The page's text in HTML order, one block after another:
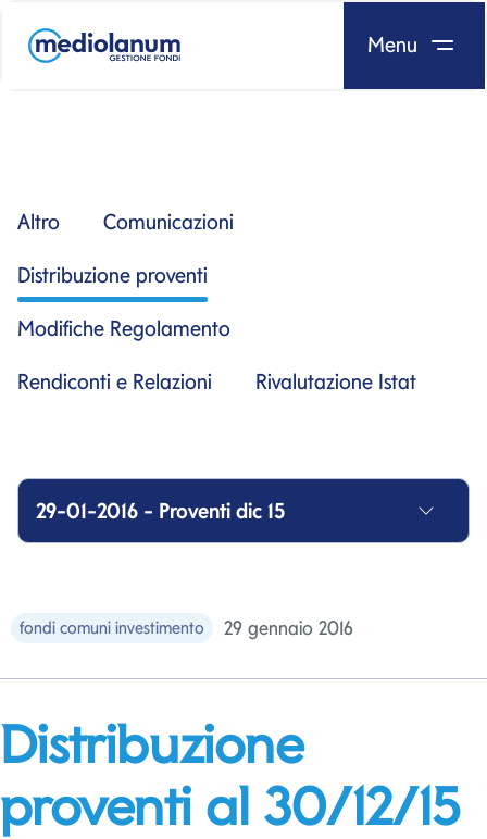
Salta al contenuto
Menu
Altro Comunicazioni
Distribuzione proventi
Modifiche Regolamento
Rendiconti e Relazioni Rivalutazione Istat
29-01-2016 - Proventi dic 15
fondi comuni investimento 29 gennaio 2016
Distribuzione
proventi al 30/12/15